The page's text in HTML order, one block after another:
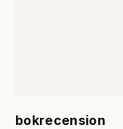
bokrecension